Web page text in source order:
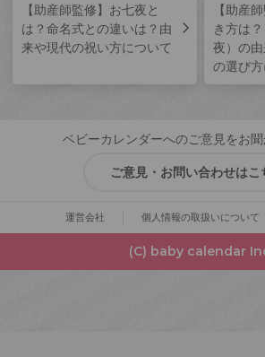
【助産師監修】お七夜と
は？命名式との違いは？由
来や現代の祝い方について
【助産
き方は
夜）の
の選び
ベビーカレンダーへのご意見をお
ご意見・お問い合わせはこ
運営会社 個人情報の取扱いについて
(C) baby calendar